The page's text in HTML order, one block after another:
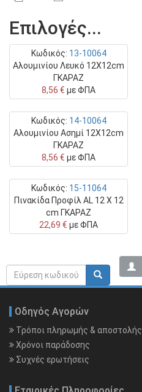
Επιλογές...
Κωδικός: 13-10064
Αλουμινίου Λευκό 12Χ12cm
ΓΚΑΡΑΖ
8,56 € με ΦΠΑ
Κωδικός: 14-10064
Αλουμινίου Ασημί 12Χ12cm
ΓΚΑΡΑΖ
8,56 € με ΦΠΑ
Κωδικός: 15-11064
Πινακίδα Προφίλ AL 12 X 12
cm ΓΚΑΡΑΖ
22,69 € με ΦΠΑ
Φόρμα
αναζήτησης
Search rerwerwe
Οδηγός Αγορών
Τρόποι πληρωμής & αποστολής
Χρόνοι παράδοσης
Συχνές ερωτήσεις